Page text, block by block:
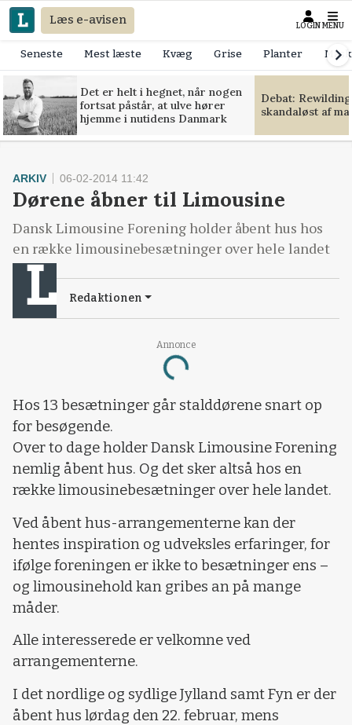
Læs e-avisen LOGIN MENU
Seneste Mest læste Kvæg Grise Planter
Det er helt i hegnet, når nogen
fortsat påstår, at ulve hører
hjemme i nutidens Danmark
Debat:
skandaløst af
Annonce
Loading...
ARKIV 06-02-2014 11:42
Dørene åbner til Limousine
Dansk Limousine Forening holder åbent hus hos
en række limousinebesætninger over hele landet
Redaktionen
Hos 13 besætninger går stalddørene snart op
for besøgende.
Over to dage holder Dansk Limousine Forening
nemlig åbent hus. Og det sker altså hos en
række limousinebesætninger over hele landet.
Ved åbent hus-arrangementerne kan der
hentes inspiration og udveksles erfaringer, for
ifølge foreningen er ikke to besætninger ens –
og limousinehold kan gribes an på mange
måder.
Alle interesserede er velkomne ved
arrangementerne.
I det nordlige og sydlige Jylland samt Fyn er der
åbent hus lørdag den 22. februar, mens